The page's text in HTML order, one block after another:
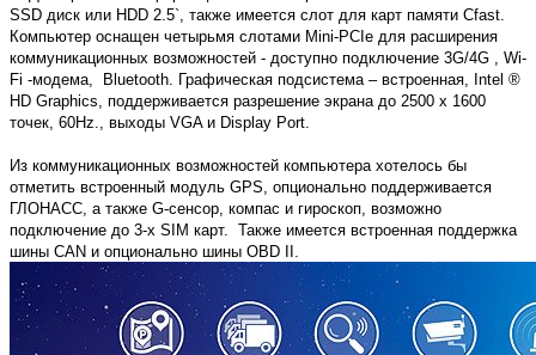
SSD диск или HDD 2.5`, также имеется слот для карт памяти Cfast.
Компьютер оснащен четырьмя слотами Mini-PCIe для расширения
коммуникационных возможностей - доступно подключение 3G/4G , Wi-
Fi -модема, Bluetooth. Графическая подсистема – встроенная, Intel ®
HD Graphics, поддерживается разрешение экрана до 2500 x 1600
точек, 60Hz., выходы VGA и Display Port.
Из коммуникационных возможностей компьютера хотелось бы
отметить встроенный модуль GPS, опционально поддерживается
ГЛОНАСС, а также G-сенсор, компас и гироскоп, возможно
подключение до 3-х SIM карт. Также имеется встроенная поддержка
шины CAN и опционально шины OBD II.